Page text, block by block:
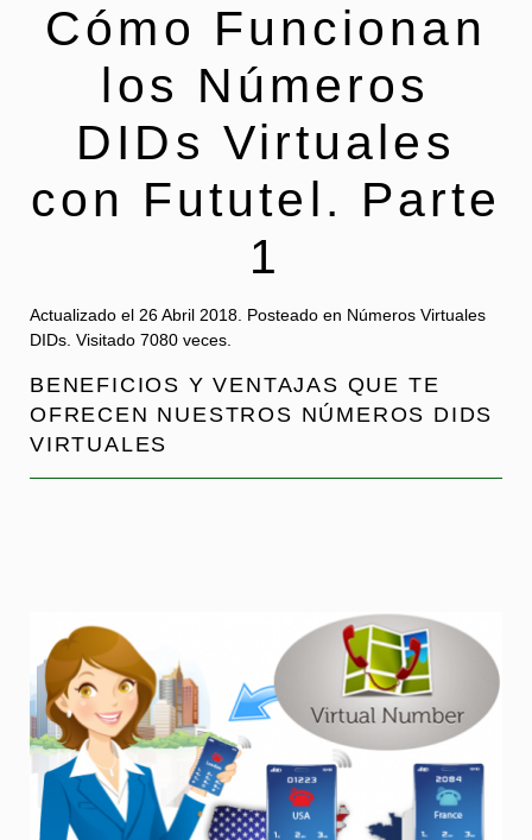
Cómo Funcionan
los Números
DIDs Virtuales
con Fututel. Parte
1
Actualizado el 26 Abril 2018. Posteado en Números Virtuales
DIDs. Visitado 7080 veces.
BENEFICIOS Y VENTAJAS QUE TE
OFRECEN NUESTROS NÚMEROS DIDS
VIRTUALES